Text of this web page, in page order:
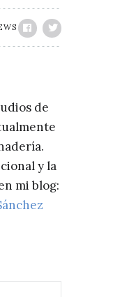
de
y la
mi blog: